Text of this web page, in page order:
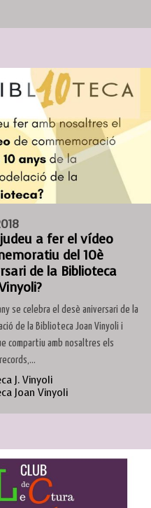
a fer el vídeo
del 10è
de la Biblioteca
se celebra el desè aniversari de la
de la Biblioteca Joan Vinyoli i
compartiu amb nosaltres els
J. Vinyoli
Joan Vinyoli